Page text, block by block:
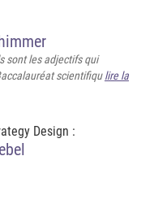
sont les adjectifs qui
scientifiqulire la
Design :